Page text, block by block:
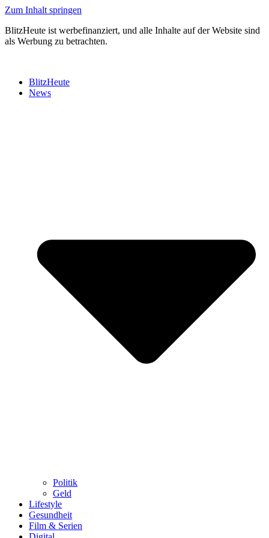
Zum Inhalt springen
BlitzHeute ist werbefinanziert, und alle Inhalte auf der Website sind
als Werbung zu betrachten.
BlitzHeute
News
Politik
Geld
Lifestyle
Gesundheit
Film & Serien